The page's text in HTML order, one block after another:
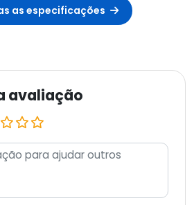
as especificações
avaliação